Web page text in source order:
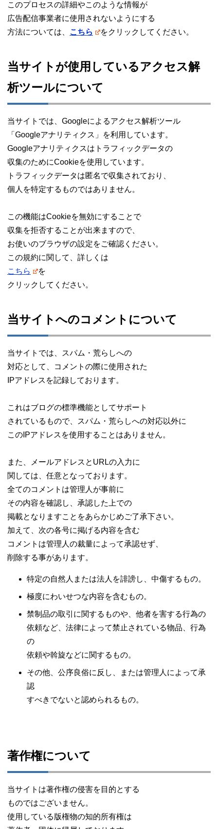
このプロセスの詳細やこのような情報が
広告配信事業者に使用されないようにする
方法については、 こちら をクリックしてください。
当サイトが使用しているアクセス解
析ツールについて
当サイトでは、Googleによるアクセス解析ツール
「Googleアナリティクス」を利用しています。
Googleアナリティクスはトラフィックデータの
収集のためにCookieを使用しています。
トラフィックデータは匿名で収集されており、
個人を特定するものではありません。
この機能はCookieを無効にすることで
収集を拒否することが出来ますので、
お使いのブラウザの設定をご確認ください。
この規約に関して、詳しくは
こちら
を
クリックしてください。
当サイトへのコメントについて
当サイトでは、スパム・荒らしへの
対応として、コメントの際に使用された
IPアドレスを記録しております。
これはブログの標準機能としてサポート
されているもので、スパム・荒らしへの対応以外に
このIPアドレスを使用することはありません。
また、メールアドレスとURLの入力に
関しては、任意となっております。
全てのコメントは管理人が事前に
その内容を確認し、承認した上での
掲載となりますことをあらかじめご了承下さい。
加えて、次の各号に掲げる内容を含む
コメントは管理人の裁量によって承認せず、
削除する事があります。
特定の自然人または法人を誹謗し、中傷するもの。
極度にわいせつな内容を含むもの。
禁制品の取引に関するものや、他者を害する行為の
依頼など、法律によって禁止されている物品、行為
の
依頼や斡旋などに関するもの。
その他、公序良俗に反し、または管理人によって承
認
すべきでないと認められるもの。
著作権について
当サイトは著作権の侵害を目的とする
ものではございません。
使用している版権物の知的所有権は